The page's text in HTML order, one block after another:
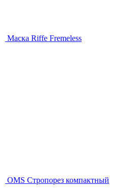
Маска Riffe Fremeless
OMS Стропорез компактный